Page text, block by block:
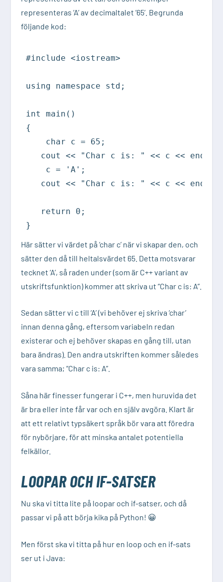
representeras ‘A’ av decimaltalet ’65’. Begrunda
följande kod:
#include <iostream>
using namespace std;
int main()
{
    char c = 65;
   cout << "Char c is: " << c << endl;
    c = 'A';
   cout << "Char c is: " << c << endl;
   return 0;
}
Här sätter vi värdet på ‘char c’ när vi skapar den, och
sätter den då till heltalsvärdet 65. Detta motsvarar
tecknet ‘A’, så raden under (som är C++ variant av
utskriftsfunktion) kommer att skriva ut “Char c is: A”.
Sedan sätter vi c till ‘A’ (vi behöver ej skriva ‘char’
innan denna gång, eftersom variabeln redan
existerar och ej behöver skapas en gång till, utan
bara ändras). Den andra utskriften kommer således
vara samma; “Char c is: A”.
Såna här finesser fungerar i C++, men huruvida det
är bra eller inte får var och en själv avgöra. Klart är
att ett relativt typsäkert språk bör vara att föredra
för nybörjare, för att minska antalet potentiella
felkällor.
LOOPAR OCH IF-SATSER
Nu ska vi titta lite på loopar och if-satser, och då
passar vi på att börja kika på Python! 😀
Men först ska vi titta på hur en loop och en if-sats
ser ut i Java: